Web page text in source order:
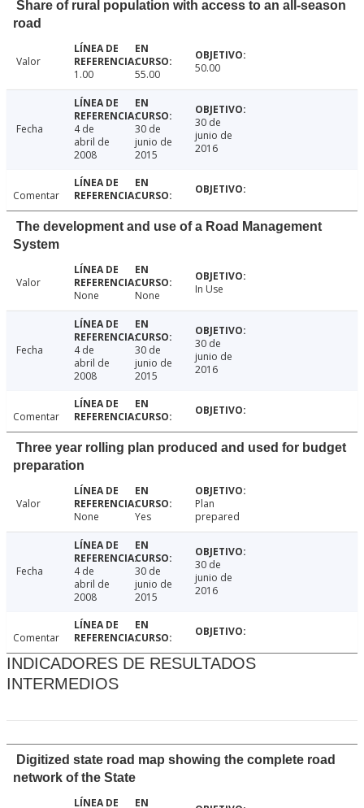
Share of rural population with access to an all-season
road
Valor
1.00
55.00 50.00
Fecha
4 de
abril de
2008
30 de
junio de
2015
30 de
junio de
2016
Comentar
The development and use of a Road Management
System
Valor
None
None In Use
Fecha
4 de
abril de
2008
30 de
junio de
2015
30 de
junio de
2016
Comentar
Three year rolling plan produced and used for budget
preparation
Valor
None
Yes
Plan
prepared
Fecha
4 de
abril de
2008
30 de
junio de
2015
30 de
junio de
2016
Comentar
INDICADORES DE RESULTADOS
INTERMEDIOS
Digitized state road map showing the complete road
network of the State